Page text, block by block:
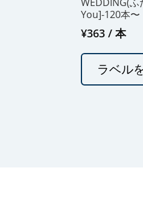
You]-120本〜
¥363 / 本
ラベル